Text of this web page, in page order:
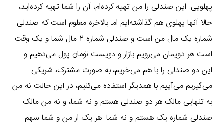
پهلویی. این صندلی را من تهیه کرده‌ام، آن را شما تهیه‌ کرده‌اید،
حالا آنها پهلوی هم گذاشته‌ایم اما بالاخره معلوم است که صندلی
شماره یک مال من است و صندلی شماره 2 مال شما و یک وقت
است هر دویمان می‌رویم بازار و دویست تومان پول می‌دهیم و
این دو صندلی را با هم می‌خریم، به صورت مشترک، شریکی
می‌گیریم می‌آییم با همدیگر استفاده می‌کنیم، در این حالت نه من
به تنهایی مالک هر دو صندلی هستم و نه شما، و نه من مالک
صندلی شماره یک هستم و نه شما. هر یک از من و شما سهم